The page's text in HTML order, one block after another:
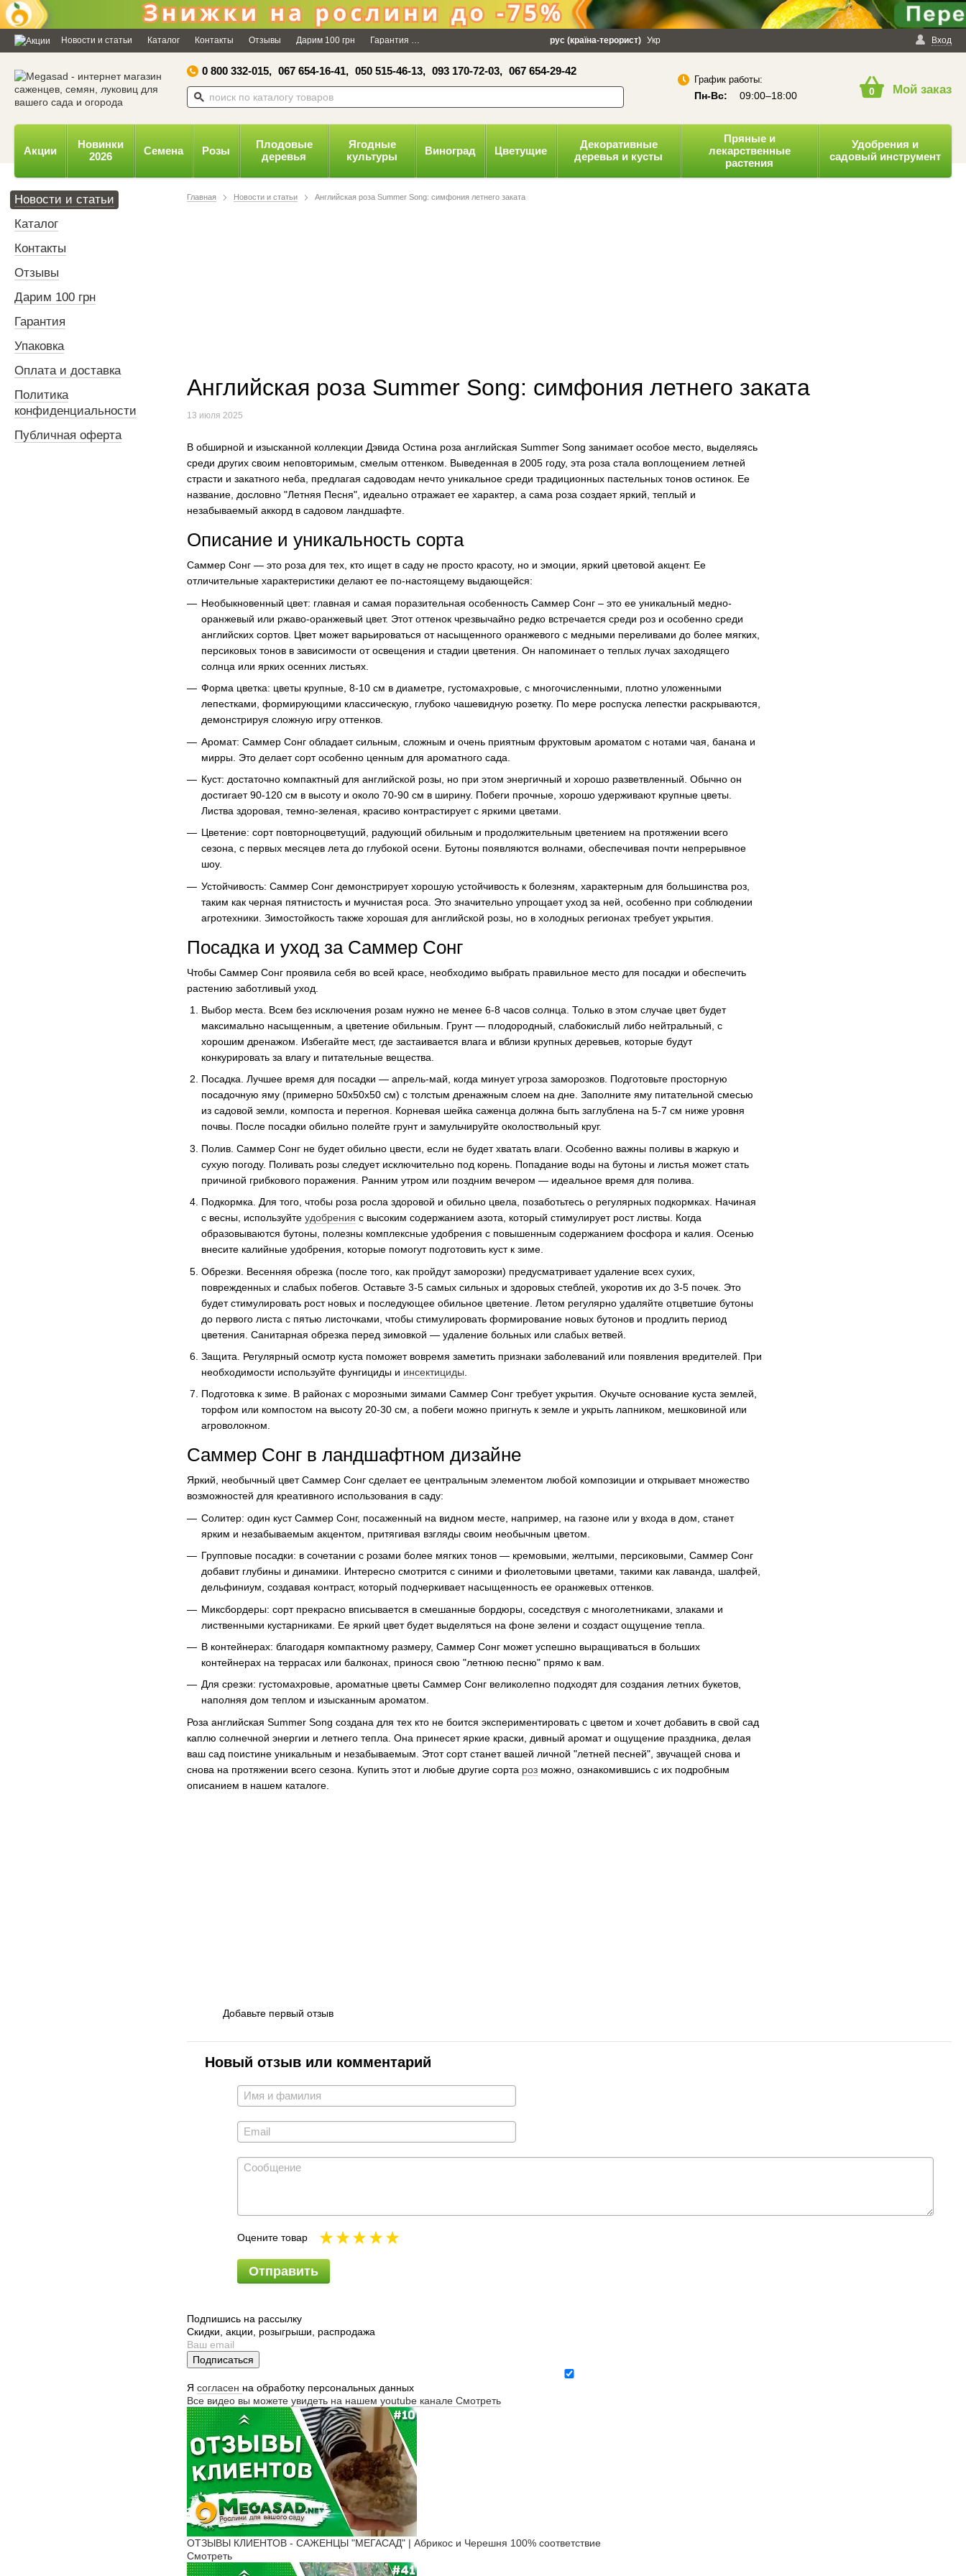
Новости и статьи Каталог Контакты Отзывы Дарим 100 грн Гарантия Оплата и доставка Политика конфиденциальности Вход
рус (країна-терорист) Укр
0 800 332-015, 067 654-16-41, 050 515-46-13, 093 170-72-03, 067 654-29-42
График работы:
Пн-Вс: 09:00–18:00 0 Мой заказ
Акции
Новинки
2026
Семена Розы
Плодовые
деревья
Ягодные
культуры
Виноград Цветущие
Декоративные
деревья и кусты
Пряные и
лекарственные
растения
Удобрения и
садовый инструмент
Главная Новости и статьи Английская роза Summer Song: симфония летнего заката
Английская роза Summer Song: симфония летнего заката
13 июля 2025
В обширной и изысканной коллекции Дэвида Остина роза английская Summer Song занимает особое место, выделяясь
среди других своим неповторимым, смелым оттенком. Выведенная в 2005 году, эта роза стала воплощением летней
страсти и закатного неба, предлагая садоводам нечто уникальное среди традиционных пастельных тонов остинок. Ее
название, дословно "Летняя Песня", идеально отражает ее характер, а сама роза создает яркий, теплый и
незабываемый аккорд в садовом ландшафте.
Описание и уникальность сорта
Саммер Сонг — это роза для тех, кто ищет в саду не просто красоту, но и эмоции, яркий цветовой акцент. Ее
отличительные характеристики делают ее по-настоящему выдающейся:
Необыкновенный цвет: главная и самая поразительная особенность Саммер Сонг – это ее уникальный медно-
оранжевый или ржаво-оранжевый цвет. Этот оттенок чрезвычайно редко встречается среди роз и особенно среди
английских сортов. Цвет может варьироваться от насыщенного оранжевого с медными переливами до более мягких,
персиковых тонов в зависимости от освещения и стадии цветения. Он напоминает о теплых лучах заходящего
солнца или ярких осенних листьях.
Форма цветка: цветы крупные, 8-10 см в диаметре, густомахровые, с многочисленными, плотно уложенными
лепестками, формирующими классическую, глубоко чашевидную розетку. По мере роспуска лепестки раскрываются,
демонстрируя сложную игру оттенков.
Аромат: Саммер Сонг обладает сильным, сложным и очень приятным фруктовым ароматом с нотами чая, банана и
мирры. Это делает сорт особенно ценным для ароматного сада.
Куст: достаточно компактный для английской розы, но при этом энергичный и хорошо разветвленный. Обычно он
достигает 90-120 см в высоту и около 70-90 см в ширину. Побеги прочные, хорошо удерживают крупные цветы.
Листва здоровая, темно-зеленая, красиво контрастирует с яркими цветами.
Цветение: сорт повторноцветущий, радующий обильным и продолжительным цветением на протяжении всего
сезона, с первых месяцев лета до глубокой осени. Бутоны появляются волнами, обеспечивая почти непрерывное
шоу.
Устойчивость: Саммер Сонг демонстрирует хорошую устойчивость к болезням, характерным для большинства роз,
таким как черная пятнистость и мучнистая роса. Это значительно упрощает уход за ней, особенно при соблюдении
агротехники. Зимостойкость также хорошая для английской розы, но в холодных регионах требует укрытия.
Посадка и уход за Саммер Сонг
Чтобы Саммер Сонг проявила себя во всей красе, необходимо выбрать правильное место для посадки и обеспечить
растению заботливый уход.
Выбор места. Всем без исключения розам нужно не менее 6-8 часов солнца. Только в этом случае цвет будет
максимально насыщенным, а цветение обильным. Грунт — плодородный, слабокислый либо нейтральный, с
хорошим дренажом. Избегайте мест, где застаивается влага и вблизи крупных деревьев, которые будут
конкурировать за влагу и питательные вещества.
Посадка. Лучшее время для посадки — апрель-май, когда минует угроза заморозков. Подготовьте просторную
посадочную яму (примерно 50х50х50 см) с толстым дренажным слоем на дне. Заполните яму питательной смесью
из садовой земли, компоста и перегноя. Корневая шейка саженца должна быть заглублена на 5-7 см ниже уровня
почвы. После посадки обильно полейте грунт и замульчируйте околоствольный круг.
Полив. Саммер Сонг не будет обильно цвести, если не будет хватать влаги. Особенно важны поливы в жаркую и
сухую погоду. Поливать розы следует исключительно под корень. Попадание воды на бутоны и листья может стать
причиной грибкового поражения. Ранним утром или поздним вечером — идеальное время для полива.
Подкормка. Для того, чтобы роза росла здоровой и обильно цвела, позаботьтесь о регулярных подкормках. Начиная
с весны, используйте удобрения с высоким содержанием азота, который стимулирует рост листвы. Когда
образовываются бутоны, полезны комплексные удобрения с повышенным содержанием фосфора и калия. Осенью
внесите калийные удобрения, которые помогут подготовить куст к зиме.
Обрезки. Весенняя обрезка (после того, как пройдут заморозки) предусматривает удаление всех сухих,
поврежденных и слабых побегов. Оставьте 3-5 самых сильных и здоровых стеблей, укоротив их до 3-5 почек. Это
будет стимулировать рост новых и последующее обильное цветение. Летом регулярно удаляйте отцветшие бутоны
до первого листа с пятью листочками, чтобы стимулировать формирование новых бутонов и продлить период
цветения. Санитарная обрезка перед зимовкой — удаление больных или слабых ветвей.
Защита. Регулярный осмотр куста поможет вовремя заметить признаки заболеваний или появления вредителей. При
необходимости используйте фунгициды и инсектициды
Подготовка к зиме. В районах с морозными зимами Саммер Сонг требует укрытия. Окучьте основание куста землей,
торфом или компостом на высоту 20-30 см, а побеги можно пригнуть к земле и укрыть лапником, мешковиной или
агроволокном.
Саммер Сонг в ландшафтном дизайне
Яркий, необычный цвет Саммер Сонг сделает ее центральным элементом любой композиции и открывает множество
возможностей для креативного использования в саду:
Солитер: один куст Саммер Сонг, посаженный на видном месте, например, на газоне или у входа в дом, станет
ярким и незабываемым акцентом, притягивая взгляды своим необычным цветом.
Групповые посадки: в сочетании с розами более мягких тонов — кремовыми, желтыми, персиковыми, Саммер Сонг
добавит глубины и динамики. Интересно смотрится с синими и фиолетовыми цветами, такими как лаванда, шалфей,
дельфиниум, создавая контраст, который подчеркивает насыщенность ее оранжевых оттенков.
Миксбордеры: сорт прекрасно вписывается в смешанные бордюры, соседствуя с многолетниками, злаками и
лиственными кустарниками. Ее яркий цвет будет выделяться на фоне зелени и создаст ощущение тепла.
В контейнерах: благодаря компактному размеру, Саммер Сонг может успешно выращиваться в больших
контейнерах на террасах или балконах, принося свою "летнюю песню" прямо к вам.
Для срезки: густомахровые, ароматные цветы Саммер Сонг великолепно подходят для создания летних букетов,
наполняя дом теплом и изысканным ароматом.
Роза английская Summer Song создана для тех кто не боится экспериментировать с цветом и хочет добавить в свой сад
каплю солнечной энергии и летнего тепла. Она принесет яркие краски, дивный аромат и ощущение праздника, делая
ваш сад поистине уникальным и незабываемым. Этот сорт станет вашей личной "летней песней", звучащей снова и
снова на протяжении всего сезона. Купить этот и любые другие сорта роз можно, ознакомившись с их подробным
описанием в нашем каталоге.
Добавьте первый отзыв
Новый отзыв или комментарий
Оцените товар
Отправить
Подпишись на рассылку
Скидки, акции, розыгрыши, распродажа
Подписаться
Я согласен на обработку персональных данных
Все видео вы можете увидеть на нашем youtube канале Смотреть
ОТЗЫВЫ КЛИЕНТОВ - САЖЕНЦЫ "МЕГАСАД" | Абрикос и Черешня 100% соответствие
Смотреть
Новости и статьи
Каталог
Контакты
Отзывы
Дарим 100 грн
Гарантия
Упаковка
Оплата и доставка
Политика
конфиденциальности
Публичная оферта